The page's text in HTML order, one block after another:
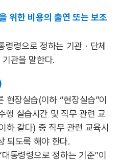
위한 비용의 출연 또는 보조
령령으로 정하는 기관ㆍ단체
관을 말한다.
장실습(이하 “현장실습”이
행 실습시간 및 직무 관련 교
하 같다) 중 직무 관련 교육시
되도록 해야 한다.
통령령으로 정하는 기준”이